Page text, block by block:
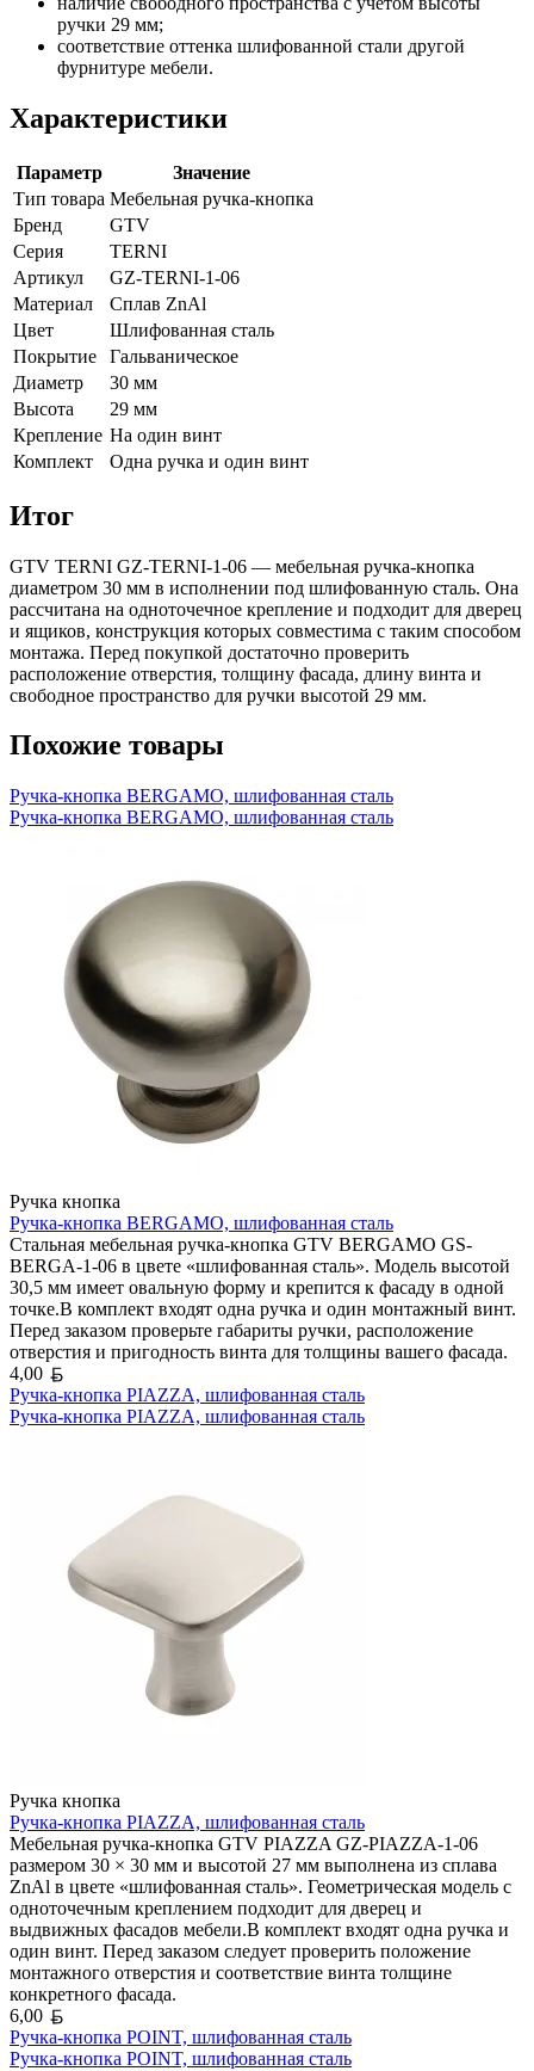
ручки 29 мм;
соответствие оттенка шлифованной стали другой
фурнитуре мебели.
Характеристики
Параметр
Значение
Тип товара Мебельная ручка-кнопка
Бренд
GTV
Серия
TERNI
Артикул
GZ-TERNI-1-06
Материал
Сплав ZnAl
Цвет
Шлифованная сталь
Покрытие
Гальваническое
Диаметр
30 мм
Высота
29 мм
Крепление На один винт
Комплект
Одна ручка и один винт
Итог
GTV TERNI GZ-TERNI-1-06 — мебельная ручка-кнопка
диаметром 30 мм в исполнении под шлифованную сталь. Она
рассчитана на одноточечное крепление и подходит для дверец
и ящиков, конструкция которых совместима с таким способом
монтажа. Перед покупкой достаточно проверить
расположение отверстия, толщину фасада, длину винта и
свободное пространство для ручки высотой 29 мм.
Похожие товары
Ручка-кнопка BERGAMO, шлифованная сталь
Ручка-кнопка BERGAMO, шлифованная сталь
Ручка кнопка
Ручка-кнопка BERGAMO, шлифованная сталь
Стальная мебельная ручка-кнопка GTV BERGAMO GS-
BERGA-1-06 в цвете «шлифованная сталь». Модель высотой
30,5 мм имеет овальную форму и крепится к фасаду в одной
точке.В комплект входят одна ручка и один монтажный винт.
Перед заказом проверьте габариты ручки, расположение
отверстия и пригодность винта для толщины вашего фасада.
4,00
Ручка-кнопка PIAZZA, шлифованная сталь
Ручка-кнопка PIAZZA, шлифованная сталь
Ручка кнопка
Ручка-кнопка PIAZZA, шлифованная сталь
Мебельная ручка-кнопка GTV PIAZZA GZ-PIAZZA-1-06
размером 30 × 30 мм и высотой 27 мм выполнена из сплава
ZnAl в цвете «шлифованная сталь». Геометрическая модель с
одноточечным креплением подходит для дверец и
выдвижных фасадов мебели.В комплект входят одна ручка и
один винт. Перед заказом следует проверить положение
монтажного отверстия и соответствие винта толщине
конкретного фасада.
6,00
Ручка-кнопка POINT, шлифованная сталь
Ручка-кнопка POINT, шлифованная сталь